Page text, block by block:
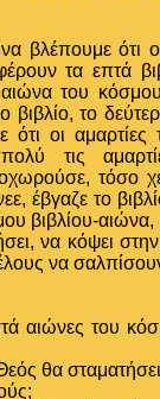
βλέπουμε ότι ο
τα επτά
του
το
ότι οι
πολύ τις
τόσο
έβγαζε το
βιβλίου-
να κόψει
να
αιώνες του
θα